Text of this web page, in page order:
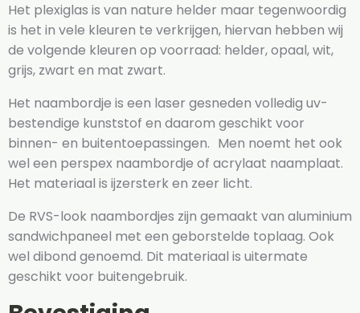
Het plexiglas is van nature helder maar tegenwoordig
is het in vele kleuren te verkrijgen, hiervan hebben wij
de volgende kleuren op voorraad: helder, opaal, wit,
grijs, zwart en mat zwart.
Het naambordje is een laser gesneden volledig uv-
bestendige kunststof en daarom geschikt voor
binnen- en buitentoepassingen. Men noemt het ook
wel een perspex naambordje of acrylaat naamplaat.
Het materiaal is ijzersterk en zeer licht.
De RVS-look naambordjes zijn gemaakt van aluminium
sandwichpaneel met een geborstelde toplaag. Ook
wel dibond genoemd. Dit materiaal is uitermate
geschikt voor buitengebruik.